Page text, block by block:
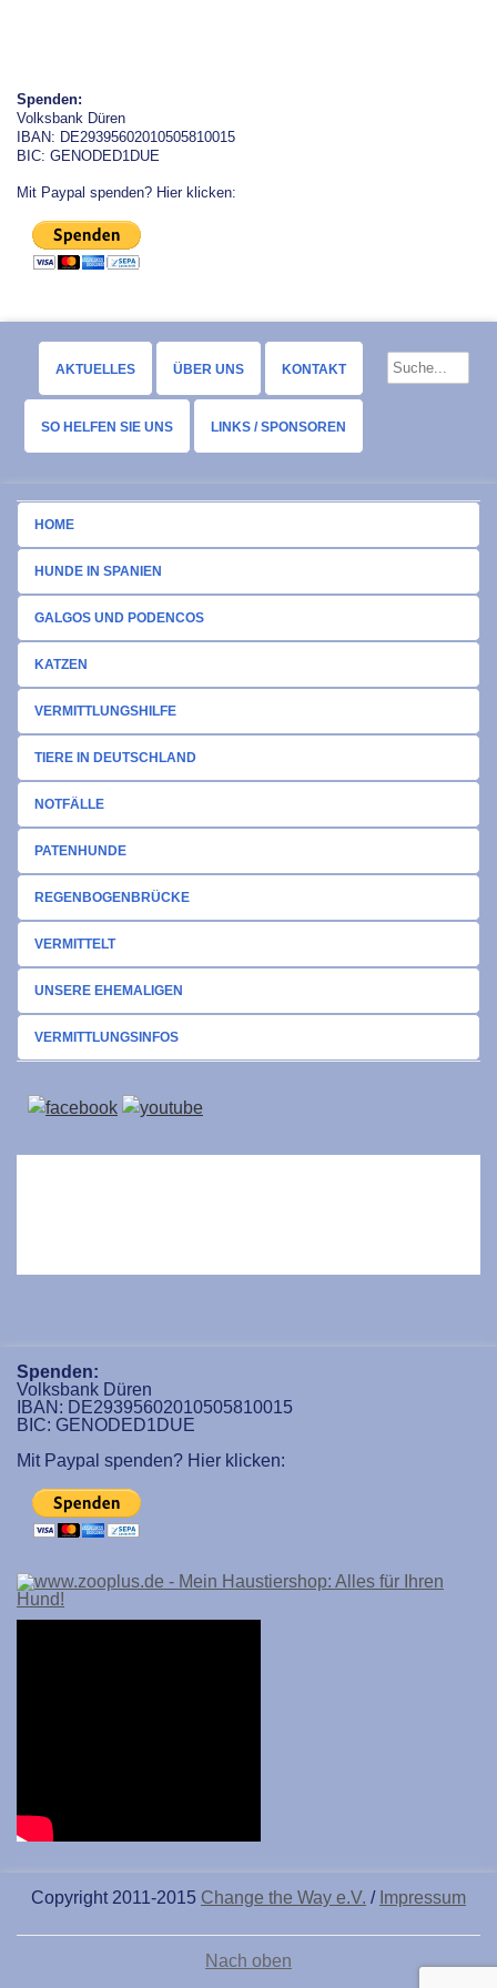
Spenden:
Volksbank Düren
IBAN: DE29395602010505810015
BIC: GENODED1DUE
Mit Paypal spenden? Hier klicken:
AKTUELLES ÜBER UNS KONTAKT
SO HELFEN SIE UNS LINKS / SPONSOREN
HOME
HUNDE IN SPANIEN
GALGOS UND PODENCOS
KATZEN
VERMITTLUNGSHILFE
TIERE IN DEUTSCHLAND
NOTFÄLLE
PATENHUNDE
REGENBOGENBRÜCKE
VERMITTELT
UNSERE EHEMALIGEN
VERMITTLUNGSINFOS
Spenden:
Volksbank Düren
IBAN: DE29395602010505810015
BIC: GENODED1DUE
Mit Paypal spenden? Hier klicken:
Copyright 2011-2015 Change the Way e.V. / Impressum
Nach oben